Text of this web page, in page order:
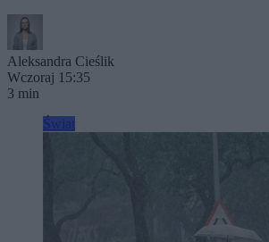
Aleksandra Cieślik
Wczoraj 15:35
3 min